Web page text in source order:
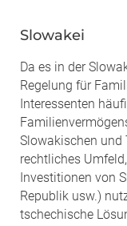
Slowakei
Da es in der
Regelung für
Interessenten
Slowakischen und
rechtliches
Investitionen von
Republik usw.)
tschechische